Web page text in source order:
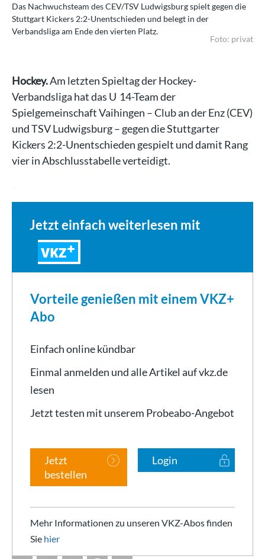
Das Nachwuchsteam des CEV/TSV Ludwigsburg spielt gegen die
Stuttgart Kickers 2:2-Unentschieden und belegt in der
Verbandsliga am Ende den vierten Platz.
Foto: privat
Hockey.Am letzten Spieltag der Hockey-
Verbandsliga hat das U 14-Team der
Spielgemeinschaft Vaihingen – Club an der Enz (CEV)
und TSV Ludwigsburg – gegen die Stuttgarter
Kickers 2:2-Unentschieden gespielt und damit Rang
vier in Abschlusstabelle verteidigt.
Jetzt einfach weiterlesen mit
VKZ
Vorteile genießen mit einem VKZ+
Abo
Einfach online kündbar
Einmal anmelden und alle Artikel auf vkz.de
lesen
Jetzt testen mit unserem Probeabo-Angebot
Jetzt
bestellen
Login
Mehr Informationen zu unseren VKZ-Abos finden
Sie hier